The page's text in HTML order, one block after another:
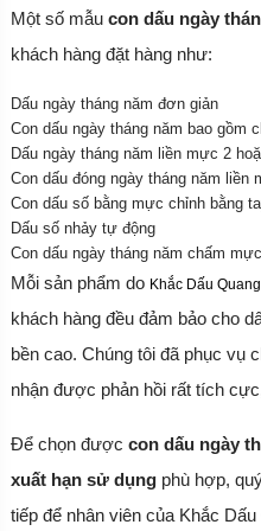
Một số mẫu con dấu ngày
khách hàng đặt hàng như:
Dấu ngày tháng năm đơn giản
Con dấu ngày tháng năm bao gồm
Dấu ngày tháng năm liền mực 2
Con dấu đóng ngày tháng năm liền
Con dấu số bằng mực chỉnh bằng
Dấu số nhảy tự động
Con dấu ngày tháng năm chấm mực
Mỗi sản phẩm do Khắc Dấu
khách hàng đều đảm bảo cho
bền cao. Chúng tôi đã phục vụ
nhận được phản hồi rất tích
Để chọn được con dấu ngày
xuất hạn sử dụng phù hợp,
tiếp để nhân viên của Khắc